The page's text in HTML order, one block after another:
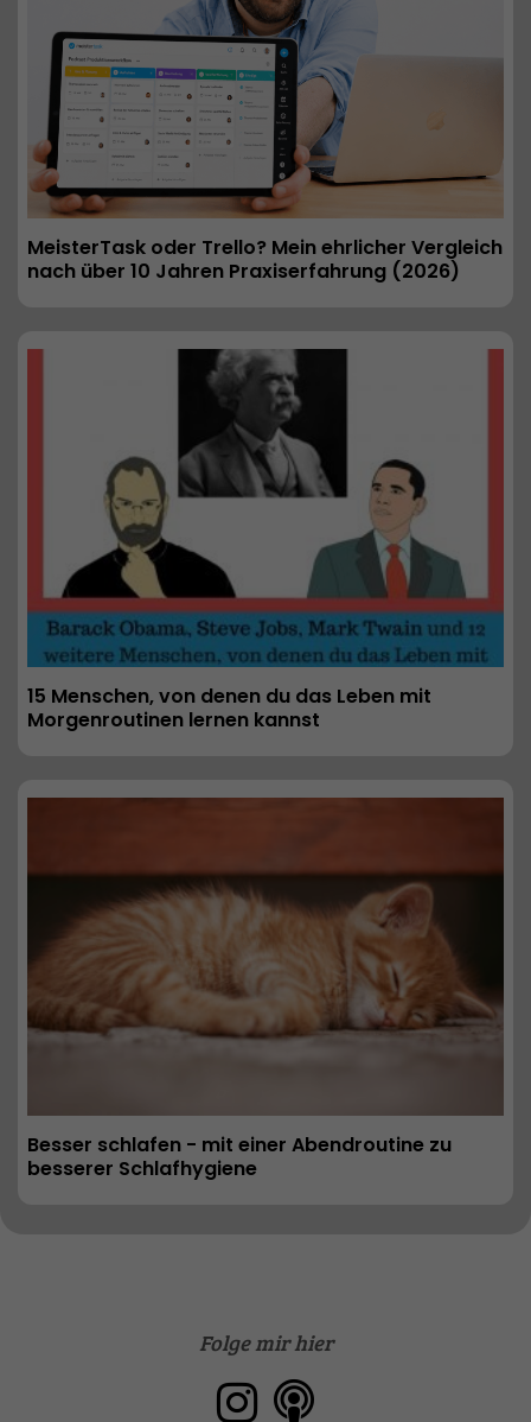
MeisterTask oder Trello? Mein ehrlicher Vergleich
nach über 10 Jahren Praxiserfahrung (2026)
15 Menschen, von denen du das Leben mit
Morgenroutinen lernen kannst
Besser schlafen - mit einer Abendroutine zu
besserer Schlafhygiene
Folge mir hier